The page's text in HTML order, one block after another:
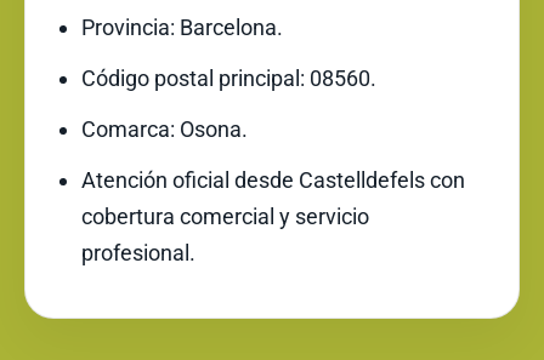
Provincia: Barcelona.
Código postal principal: 08560.
Comarca: Osona.
Atención oficial desde Castelldefels con
cobertura comercial y servicio
profesional.